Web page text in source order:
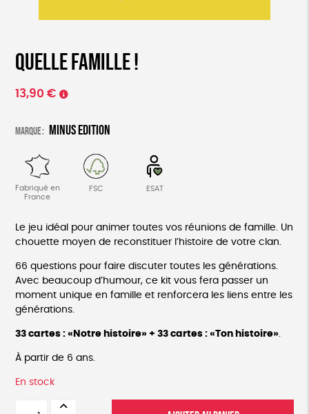
Quelle Famille !
13,90 €
Marque : Minus Edition
Fabriqué en
France
FSC ESAT
Le jeu idéal pour animer toutes vos réunions de famille. Un
chouette moyen de reconstituer l’histoire de votre clan.
66 questions pour faire discuter toutes les générations.
Avec beaucoup d’humour, ce kit vous fera passer un
moment unique en famille et renforcera les liens entre les
générations.
33 cartes : «Notre histoire» + 33 cartes : «Ton histoire».
À partir de 6 ans.
En stock